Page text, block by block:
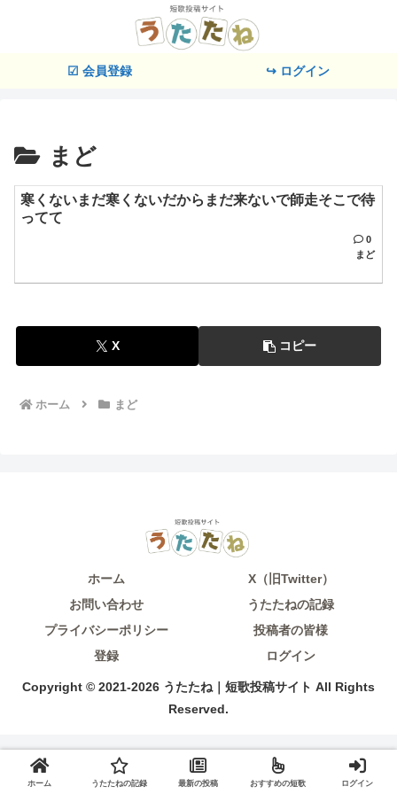
☑ 会員登録 ↪ ログイン
まど
寒くないまだ寒くないだからまだ来ないで師走そこで待
ってて
0
まど
X コピー
ホーム まど
ホーム
X（旧Twitter）
お問い合わせ
うたたねの記録
プライバシーポリシー
投稿者の皆様
登録
ログイン
Copyright © 2021-2026 うたたね｜短歌投稿サイト All Rights
Reserved.
ホーム うたたねの記録 最新の投稿 おすすめの短歌 ログイン